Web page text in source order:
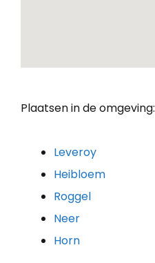
Plaatsen in de omgeving:
Leveroy
Heibloem
Roggel
Neer
Horn